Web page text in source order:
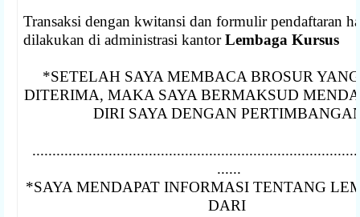
Transaksi dengan kwitansi dan formulir pendaftaran
dilakukan di administrasi kantorLembaga Kursus
*SETELAH SAYA MEMBACA BROSUR
DITERIMA, MAKA SAYA BERMAKSUD
DIRI SAYA DENGAN
......
*SAYA MENDAPAT INFORMASI TENTANG
DARI